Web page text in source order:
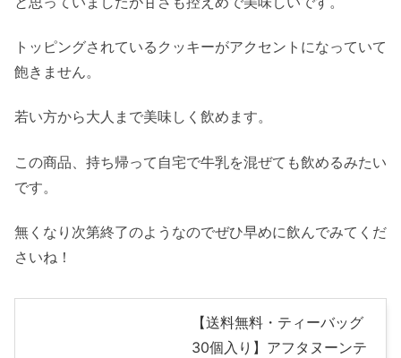
トッピングされているクッキーがアクセントになっていて
飽きません。
若い方から大人まで美味しく飲めます。
この商品、持ち帰って自宅で牛乳を混ぜても飲めるみたい
です。
無くなり次第終了のようなのでぜひ早めに飲んでみてくだ
さいね！
【送料無料・ティーバッグ
30個入り】アフタヌーンテ